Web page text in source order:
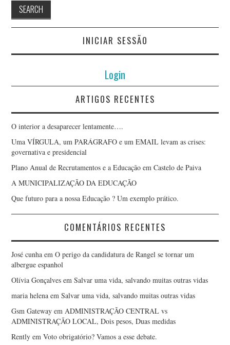
INICIAR SESSÃO
Login
ARTIGOS RECENTES
O interior a desaparecer lentamente….
Uma VÍRGULA, um PARÁGRAFO e um EMAIL levam as crises:
governativa e presidencial
Plano Anual de Recrutamentos e a Educação em Castelo de Paiva
A MUNICIPALIZAÇÃO DA EDUCAÇÃO
Que futuro para a nossa Educação ? Um exemplo prático.
COMENTÁRIOS RECENTES
José cunha emO perigo da candidatura de Rangel se tornar um
albergue espanhol
Olívia Gonçalves emSalvar uma vida, salvando muitas outras vidas
maria helena emSalvar uma vida, salvando muitas outras vidas
Gsm Gateway emADMINISTRAÇÃO CENTRAL vs
ADMINISTRAÇÃO LOCAL, Dois pesos, Duas medidas
Rently emVoto obrigatório? Vamos a esse debate.